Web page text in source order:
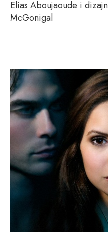
Elias Aboujaoude i
McGonigal